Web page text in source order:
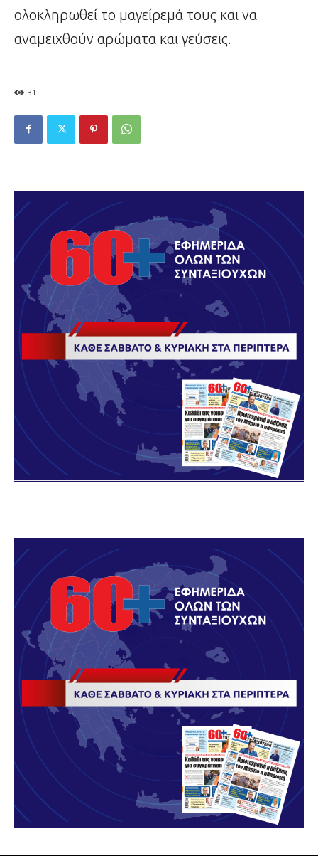
ολοκληρωθεί το μαγείρεμά τους και να
αναμειχθούν αρώματα και γεύσεις.
31